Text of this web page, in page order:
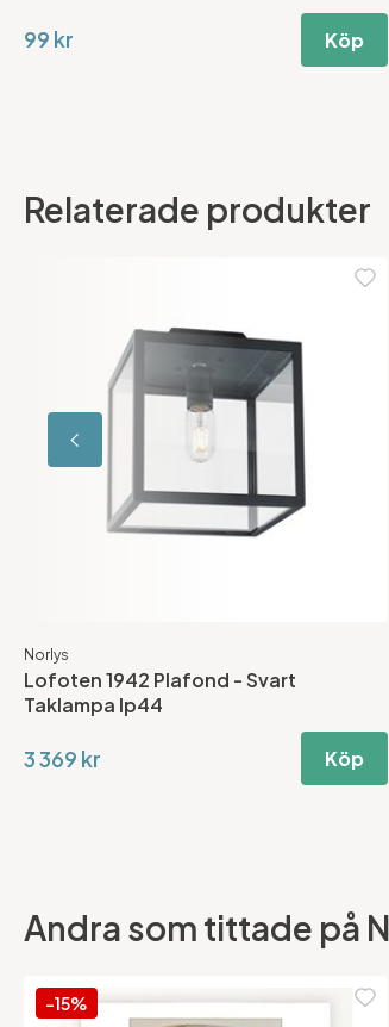
99 kr Köp
Relaterade produkter
Norlys
Lofoten 1942 Plafond - Svart
Taklampa Ip44
3 369 kr Köp
Andra som tittade på
-15%